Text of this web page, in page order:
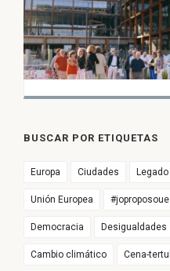
BUSCAR POR ETIQUETAS
Europa Ciudades
Unión Europea #joproposoue
Democracia Desigualdades
Cambio climático Cena-